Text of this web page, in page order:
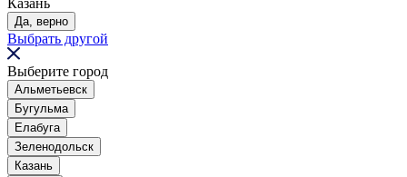
Казань
Да, верно
Выбрать другой
Выберите город
Альметьевск
Бугульма
Елабуга
Зеленодольск
Казань